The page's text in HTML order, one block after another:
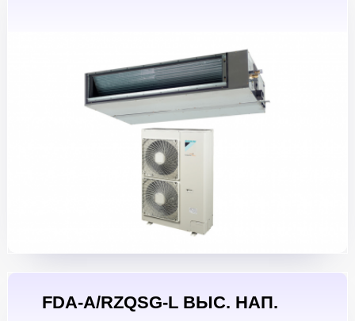
FDA-A/RZQSG-L ВЫС. НАП.